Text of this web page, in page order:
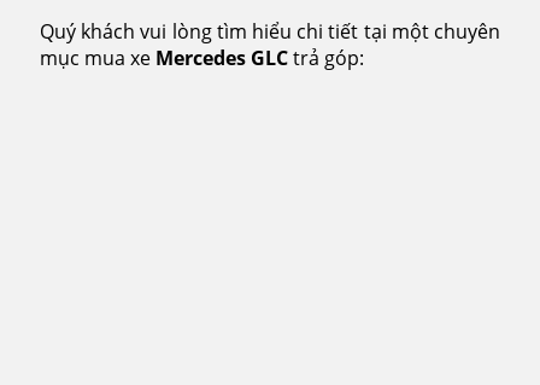
Quý khách vui lòng tìm hiểu chi tiết tại một chuyên
mục mua xe Mercedes GLCtrả góp: